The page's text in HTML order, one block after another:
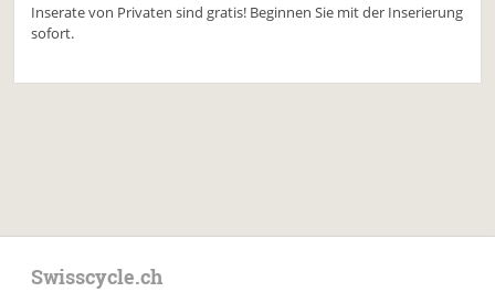
Inserate von Privaten sind gratis! Beginnen Sie mit der Inserierung
sofort.
Swisscycle.ch